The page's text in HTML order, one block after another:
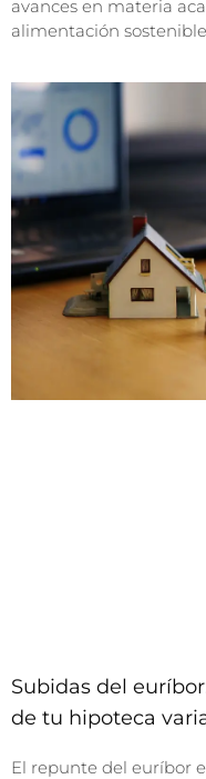
avances en materia
alimentación sostenible
Subidas del
de tu hipoteca
El repunte del euríbor